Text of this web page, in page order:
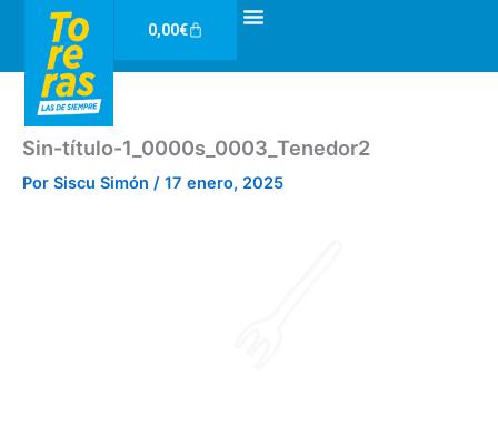
contenido
0,00€Carrito
Sin-título-1_0000s_0003_Tenedor2
Por Siscu Simón / 17 enero, 2025